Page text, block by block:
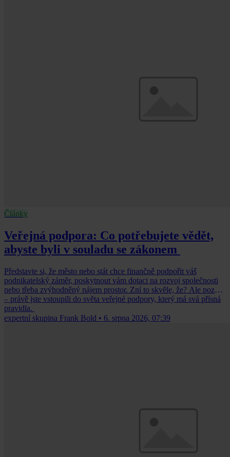
Články
Veřejná podpora: Co potřebujete vědět,
abyste byli v souladu se zákonem
Představte si, že město nebo stát chce finančně podpořit váš
podnikatelský záměr, poskytnout vám dotaci na rozvoj společnosti
nebo třeba zvýhodněný nájem prostor. Zní to skvěle, že? Ale pozor
– právě jste vstoupili do světa veřejné podpory, který má svá přísná
pravidla.
expertní skupina Frank Bold • 6. srpna 2026, 07:39